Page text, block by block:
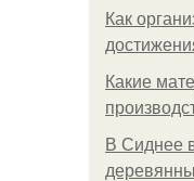
Как
Какие
В Сиднее